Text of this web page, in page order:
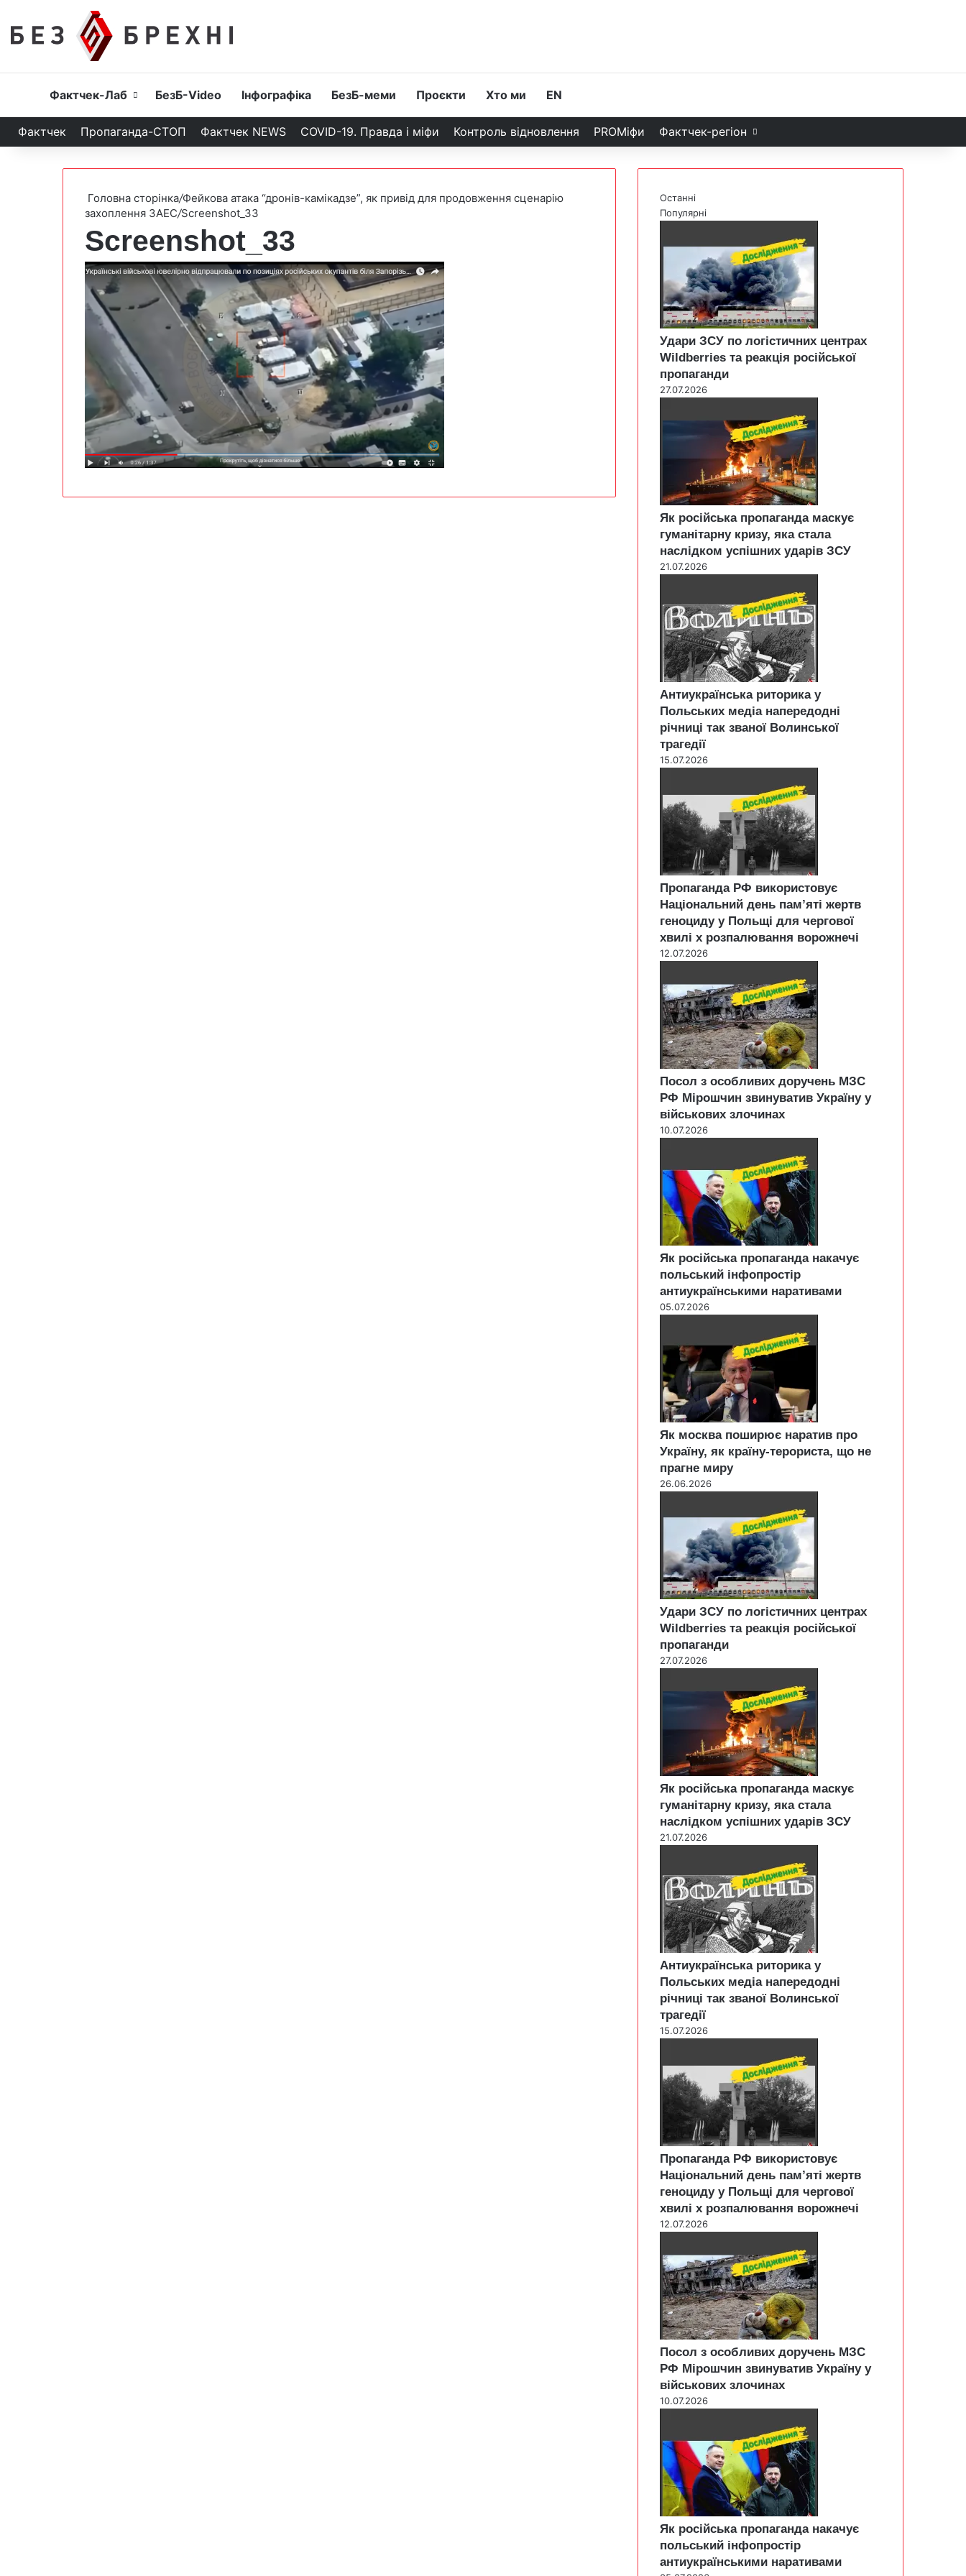
Головна
Фактчек-Лаб БезБ-Video Інфографіка БезБ-меми Проєкти Хто ми EN
Фактчек Пропаганда-СТОП Фактчек NEWS COVID-19. Правда і міфи Контроль відновлення PROМіфи Фактчек-регіон
Головна сторінка/Фейкова атака “дронів-камікадзе”, як привід для продовження сценарію
захоплення ЗАЕС/Screenshot_33
Screenshot_33
Останні
Популярні
Удари ЗСУ по логістичних центрах
Wildberries та реакція російської
пропаганди
27.07.2026
Як російська пропаганда маскує
гуманітарну кризу, яка стала
наслідком успішних ударів ЗСУ
21.07.2026
Антиукраїнська риторика у
Польських медіа напередодні
річниці так званої Волинської
трагедії
15.07.2026
Пропаганда РФ використовує
Національний день пам’яті жертв
геноциду у Польщі для чергової
хвилі х розпалювання ворожнечі
12.07.2026
Посол з особливих доручень МЗС
РФ Мірошчин звинуватив Україну у
військових злочинах
10.07.2026
Як російська пропаганда накачує
польський інфопростір
антиукраїнськими наративами
05.07.2026
Як москва поширює наратив про
Україну, як країну-терориста, що не
прагне миру
26.06.2026
Удари ЗСУ по логістичних центрах
Wildberries та реакція російської
пропаганди
27.07.2026
Як російська пропаганда маскує
гуманітарну кризу, яка стала
наслідком успішних ударів ЗСУ
21.07.2026
Антиукраїнська риторика у
Польських медіа напередодні
річниці так званої Волинської
трагедії
15.07.2026
Пропаганда РФ використовує
Національний день пам’яті жертв
геноциду у Польщі для чергової
хвилі х розпалювання ворожнечі
12.07.2026
Посол з особливих доручень МЗС
РФ Мірошчин звинуватив Україну у
військових злочинах
10.07.2026
Як російська пропаганда накачує
польський інфопростір
антиукраїнськими наративами